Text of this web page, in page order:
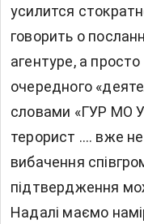
усилится
говорить о
агентуре, а
очередного
словами «ГУР МО
терорист …. вже
вибачення
підтвердження
Надалі маємо